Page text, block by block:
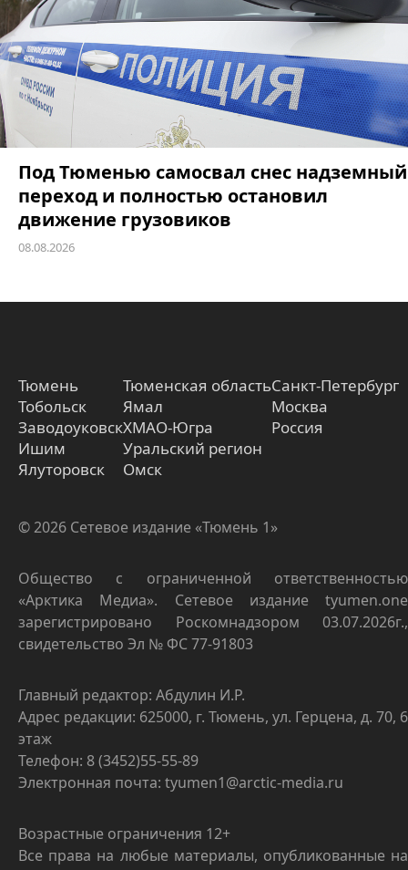
Под Тюменью самосвал снес надземный
переход и полностью остановил
движение грузовиков
08.08.2026
Тюмень
Тобольск
Заводоуковск
Ишим
Ялуторовск
Тюменская область
Ямал
ХМАО-Югра
Уральский регион
Омск
Санкт-Петербург
Москва
Россия
© 2026 Сетевое издание «Тюмень 1»
Общество с ограниченной ответственностью
«Арктика Медиа». Сетевое издание tyumen.one
зарегистрировано Роскомнадзором 03.07.2026г.,
свидетельство Эл № ФС 77-91803
Главный редактор: Абдулин И.Р.
Адрес редакции: 625000, г. Тюмень, ул. Герцена, д. 70, 6
этаж
Телефон: 8 (3452)55-55-89
Электронная почта: tyumen1@arctic-media.ru
Возрастные ограничения 12+
Все права на любые материалы, опубликованные на